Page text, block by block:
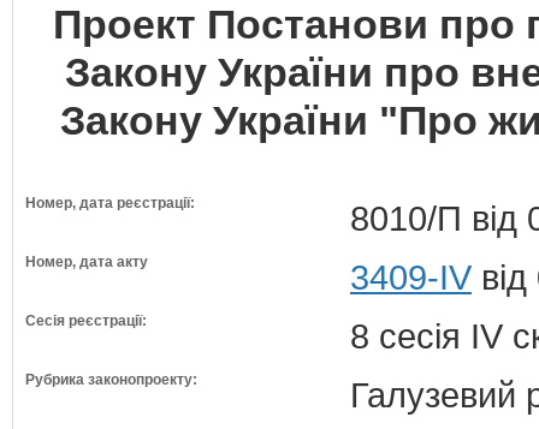
Проект Постанови про
Закону України про
Закону України "Про
Номер, дата реєстрації: 8010/П від
Номер, дата акту 3409-IV
Сесія реєстрації: 8 сесія IV
Рубрика законопроекту: Галузевий